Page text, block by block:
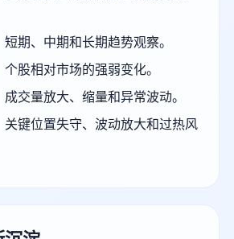
期、中期和长期趋势观察。
股相对市场的强弱变化。
交量放大、缩量和异常波动。
关键位置失守、波动放大和过热风